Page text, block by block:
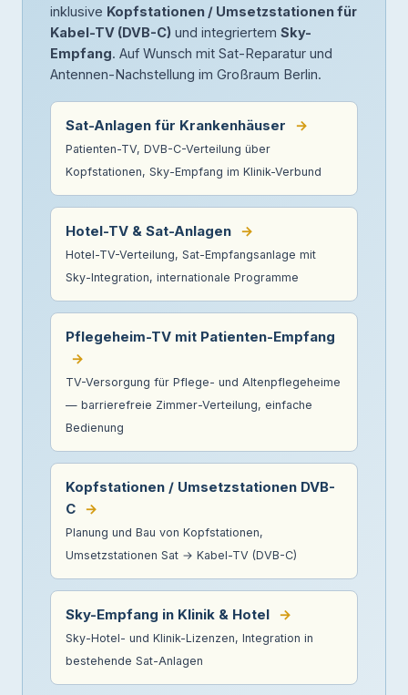
inklusive Kopfstationen / Umsetzstationen für
Kabel-TV (DVB-C) und integriertem Sky-
Empfang. Auf Wunsch mit Sat-Reparatur und
Antennen-Nachstellung im Großraum Berlin.
Sat-Anlagen für Krankenhäuser →
Patienten-TV, DVB-C-Verteilung über
Kopfstationen, Sky-Empfang im Klinik-Verbund
Hotel-TV & Sat-Anlagen →
Hotel-TV-Verteilung, Sat-Empfangsanlage mit
Sky-Integration, internationale Programme
Pflegeheim-TV mit Patienten-Empfang
→
TV-Versorgung für Pflege- und Altenpflegeheime
— barrierefreie Zimmer-Verteilung, einfache
Bedienung
Kopfstationen / Umsetzstationen DVB-
C →
Planung und Bau von Kopfstationen,
Umsetzstationen Sat → Kabel-TV (DVB-C)
Sky-Empfang in Klinik & Hotel →
Sky-Hotel- und Klinik-Lizenzen, Integration in
bestehende Sat-Anlagen